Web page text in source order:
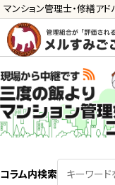
マンション管理士・修繕ア
コラム内検索
管理士の活用
ご利用の流れ »